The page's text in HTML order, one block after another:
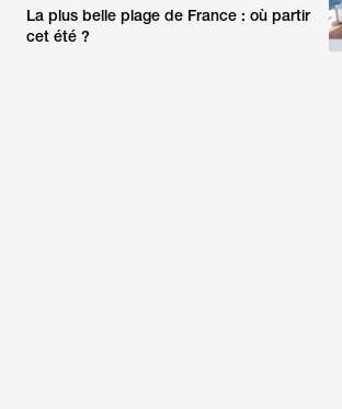
La plus belle plage de France : où partir
cet été ?